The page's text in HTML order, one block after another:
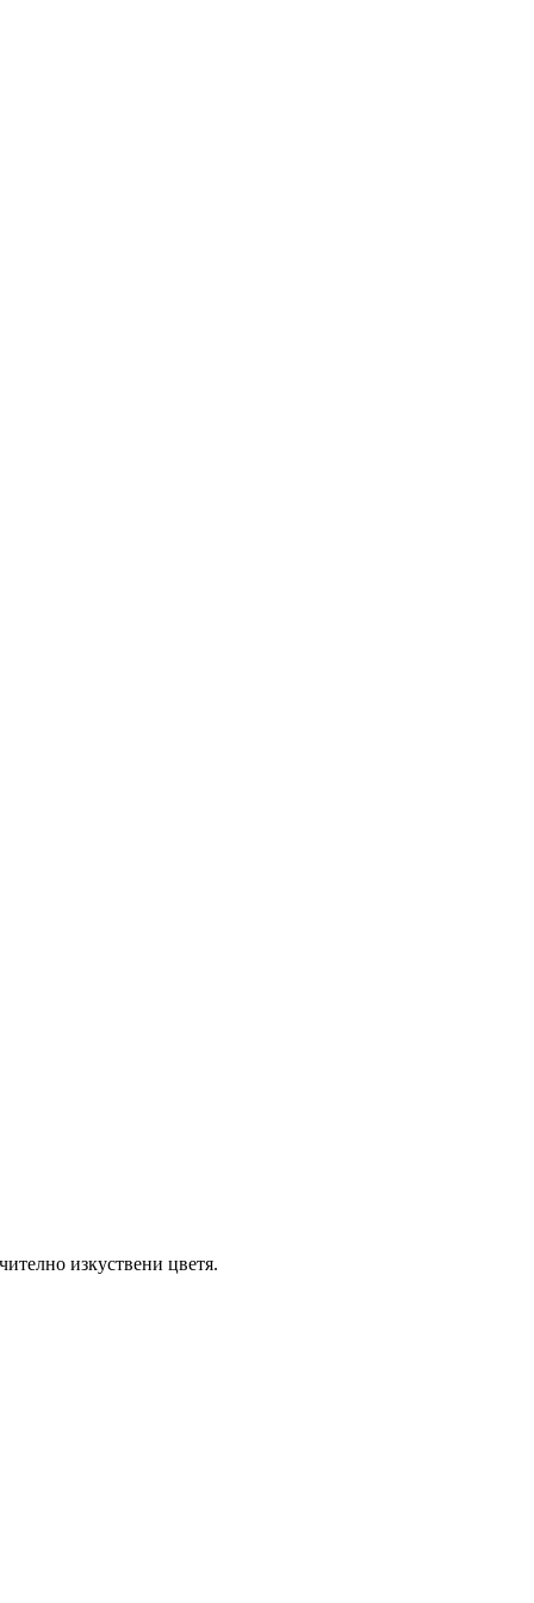
изкуствени цветя.